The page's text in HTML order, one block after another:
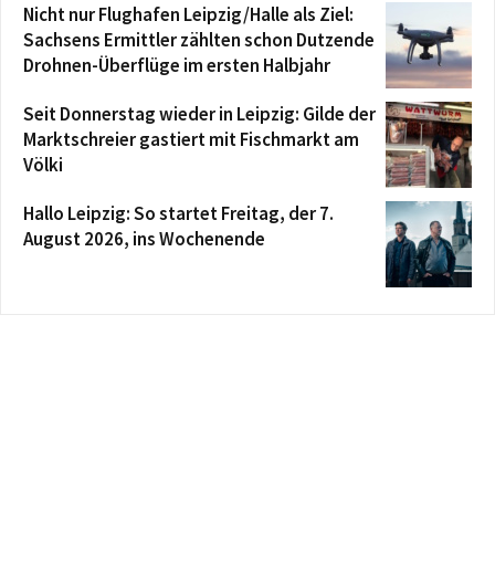
Nicht nur Flughafen Leipzig/Halle als Ziel:
Sachsens Ermittler zählten schon Dutzende
Drohnen-Überflüge im ersten Halbjahr
Seit Donnerstag wieder in Leipzig: Gilde der
Marktschreier gastiert mit Fischmarkt am
Völki
Hallo Leipzig: So startet Freitag, der 7.
August 2026, ins Wochenende